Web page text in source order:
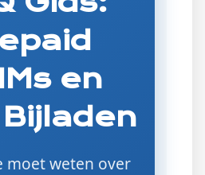
en
Bijladen
moet weten over